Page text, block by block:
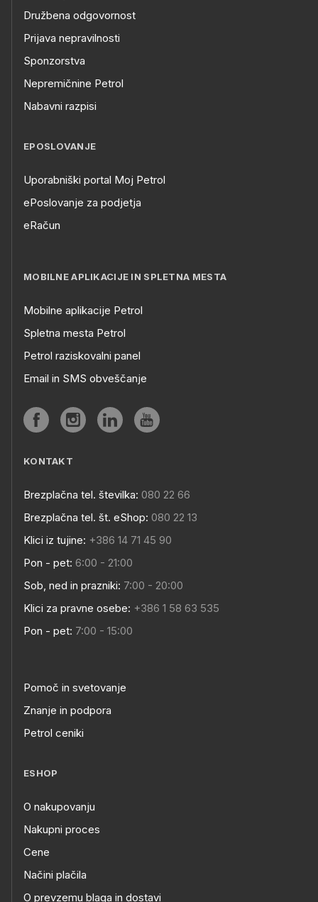
Družbena odgovornost
Prijava nepravilnosti
Sponzorstva
Nepremičnine Petrol
Nabavni razpisi
EPOSLOVANJE
Uporabniški portal Moj Petrol
ePoslovanje za podjetja
eRačun
MOBILNE APLIKACIJE IN SPLETNA MESTA
Mobilne aplikacije Petrol
Spletna mesta Petrol
Petrol raziskovalni panel
Email in SMS obveščanje
KONTAKT
Brezplačna tel. številka: 080 22 66
Brezplačna tel. št. eShop: 080 22 13
Klici iz tujine: +386 14 71 45 90
Pon - pet: 6:00 - 21:00
Sob, ned in prazniki: 7:00 - 20:00
Klici za pravne osebe: +386 1 58 63 535
Pon - pet: 7:00 - 15:00
Pomoč in svetovanje
Znanje in podpora
Petrol ceniki
ESHOP
O nakupovanju
Nakupni proces
Cene
Načini plačila
O prevzemu blaga in dostavi